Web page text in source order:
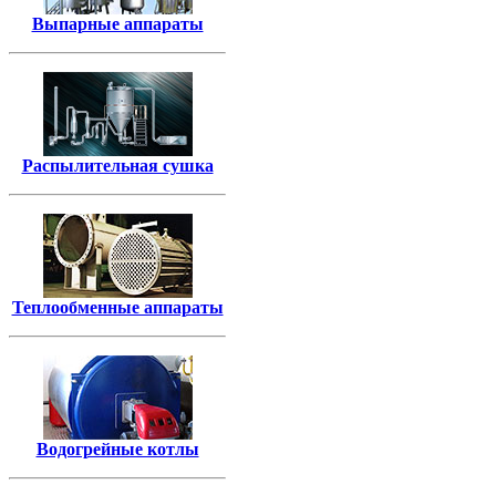
Выпарные аппараты
Распылительная сушка
Теплообменные аппараты
Водогрейные котлы